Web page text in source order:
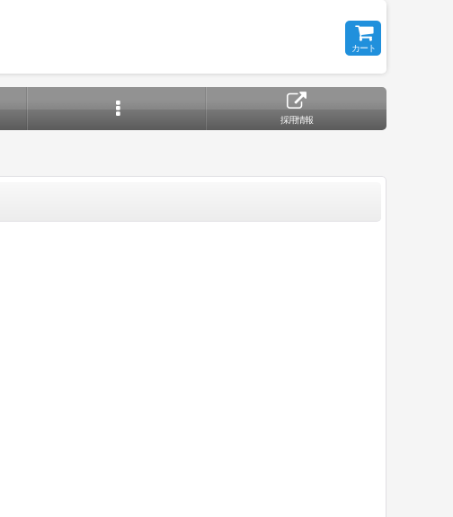
カート
採用情報